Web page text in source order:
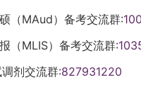
（MAud）备考交流群:
（MLIS）备考交流群:
剂交流群:827931220